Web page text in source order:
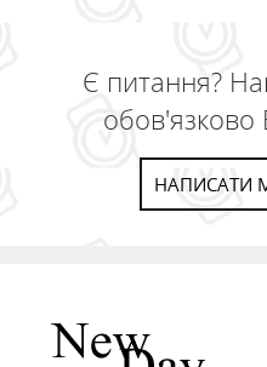
Є питання?
обов'язково
НАПИСАТИ